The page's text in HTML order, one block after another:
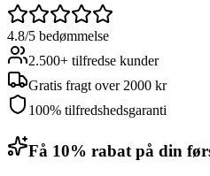
4.8/5 bedømmelse
2.500+ tilfredse kunder
Gratis fragt over 2000 kr
100% tilfredshedsgaranti
Få 10% rabat på din